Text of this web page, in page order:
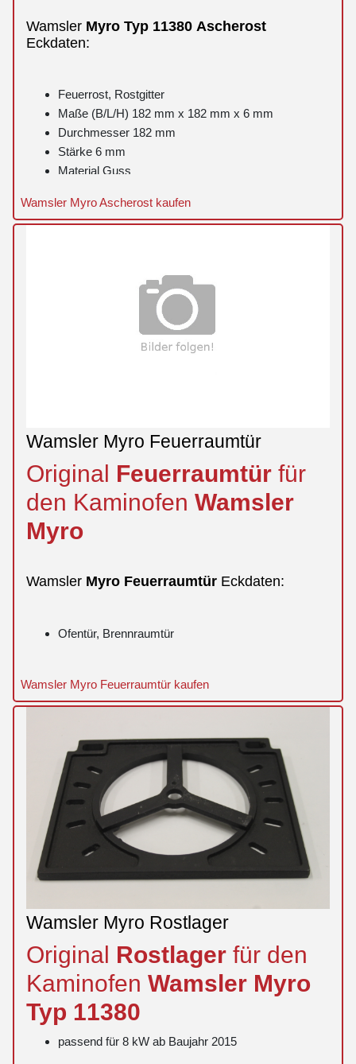
Wamsler Myro Typ 11380 Ascherost
Eckdaten:
Feuerrost, Rostgitter
Maße (B/L/H) 182 mm x 182 mm x 6 mm
Durchmesser 182 mm
Stärke 6 mm
Material Guss
Farbe schwarz
Wamsler Myro Ascherost kaufen
Wamsler Myro Feuerraumtür
Original Feuerraumtür für
den Kaminofen Wamsler
Myro
Wamsler Myro Feuerraumtür Eckdaten:
Ofentür, Brennraumtür
Wamsler Myro Feuerraumtür kaufen
Wamsler Myro Rostlager
Original Rostlager für den
Kaminofen Wamsler Myro
Typ 11380
passend für 8 kW ab Baujahr 2015